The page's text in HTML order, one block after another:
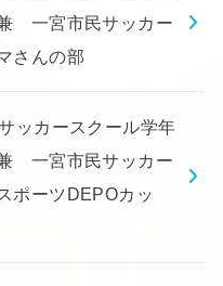
一宮市民サッカー
さんの部
ッカースクール学年
一宮市民サッカー
ポーツDEPOカッ